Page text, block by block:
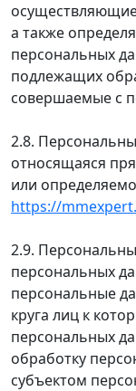
а также
персональных
подлежащих
совершаемые с
2.8.
относящаяся
или
https://
2.9.
персональных
персональные
круга лиц к
персональных
обработку
субъектом